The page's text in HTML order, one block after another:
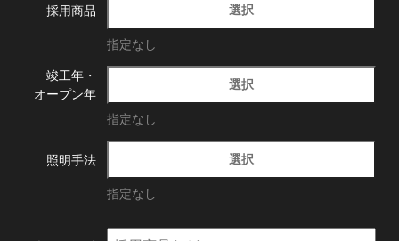
採用商品 選択
指定なし
竣工年・
オープン年
選択
指定なし
照明手法 選択
指定なし